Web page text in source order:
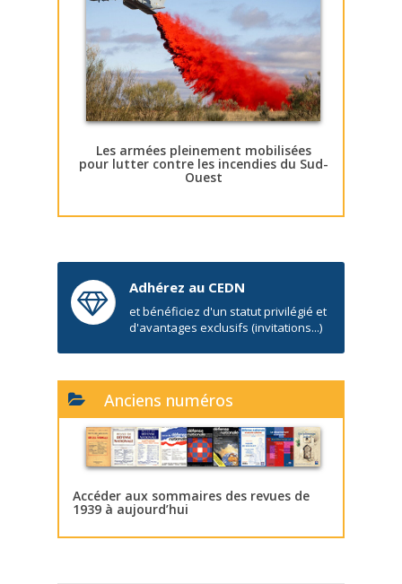
Les armées pleinement mobilisées
pour lutter contre les incendies du Sud-
Ouest
Adhérez au CEDN
et bénéficiez d'un statut privilégié et
d'avantages exclusifs (invitations...)
Anciens numéros
Accéder aux sommaires des revues de
1939 à aujourd’hui